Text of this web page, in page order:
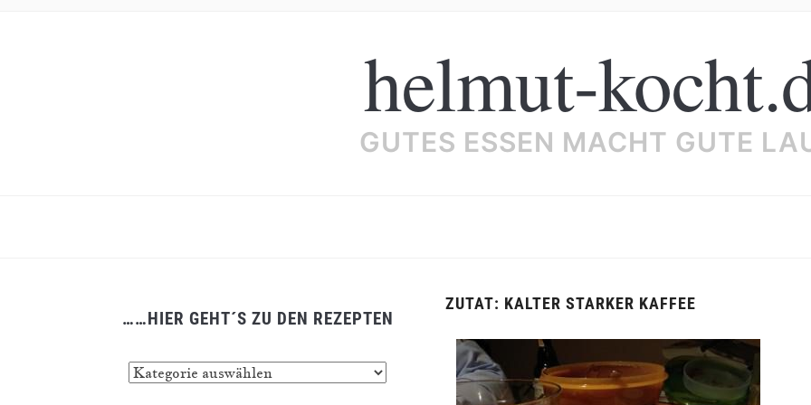
helmut-
GUTES ESSEN MACHT GUTE
……HIER GEHT´S ZU DEN REZEPTEN
ZUTAT: KALTER STARKER KAFFEE